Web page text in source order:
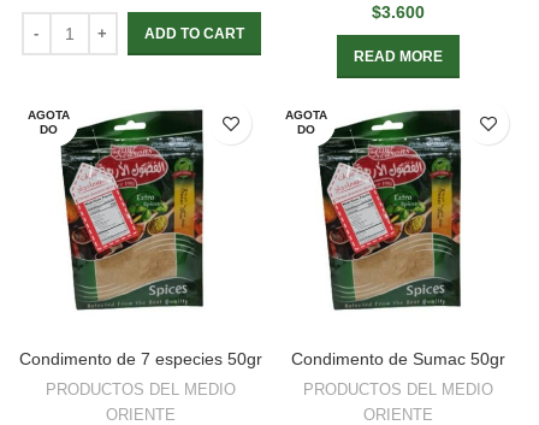
ADD TO CART
$3.600
READ MORE
AGOTA
DO
Condimento de 7 especies 50gr
PRODUCTOS DEL MEDIO
ORIENTE
AGOTA
DO
Condimento de Sumac 50gr
PRODUCTOS DEL MEDIO
ORIENTE